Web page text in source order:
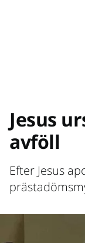
Jesus
avföll
Efter Jesus